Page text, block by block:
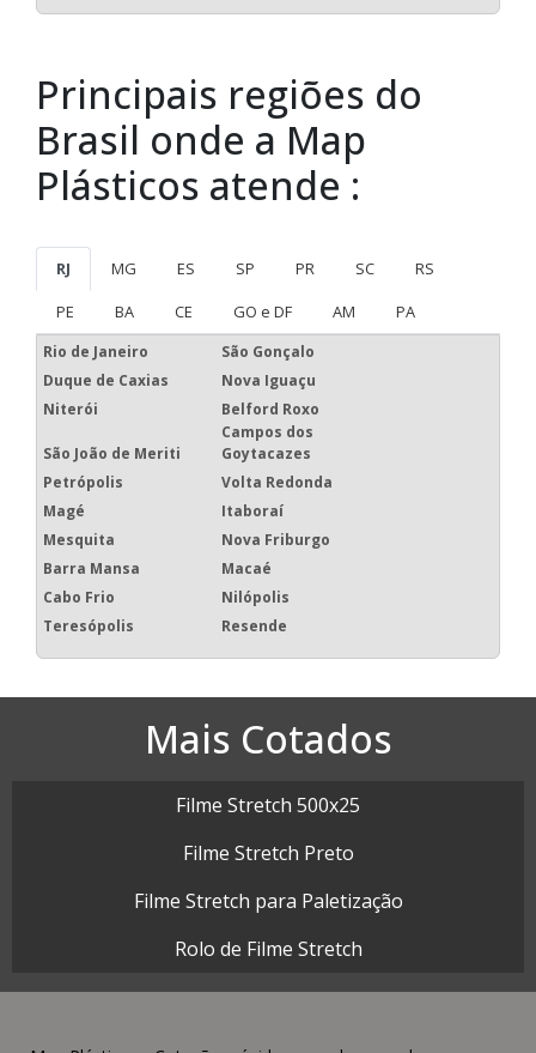
Principais regiões do
Brasil onde a Map
Plásticos atende :
RJ MG ES SP PR SC
RS
PE
BA CE GO e DF AM PA
Rio de Janeiro
São Gonçalo
Duque de Caxias
Nova Iguaçu
Niterói
Belford Roxo
São João de Meriti
Campos dos
Goytacazes
Petrópolis
Volta Redonda
Magé
Itaboraí
Mesquita
Nova Friburgo
Barra Mansa
Macaé
Cabo Frio
Nilópolis
Teresópolis
Resende
Mais Cotados
Filme Stretch 500x25
Filme Stretch Preto
Filme Stretch para Paletização
Rolo de Filme Stretch